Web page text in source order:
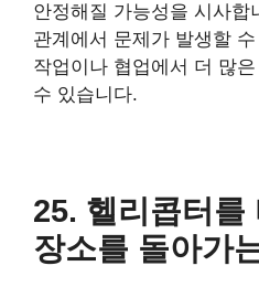
안정해질 가능성을 시사합
관계에서 문제가 발생할
작업이나 협업에서 더 많
수 있습니다.
25. 헬리콥터를
장소를 돌아가